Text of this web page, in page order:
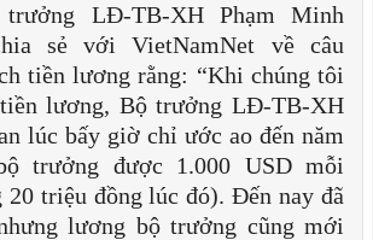
trưởng LĐ-TB-XH Phạm Minh
sẻ với VietNamNet về câu
tiền lương rằng: “Khi chúng tôi
lương, Bộ trưởng LĐ-TB-XH
lúc bấy giờ chỉ ước ao đến năm
trưởng được 1.000 USD mỗi
20 triệu đồng lúc đó). Đến nay đã
lương bộ trưởng cũng mới